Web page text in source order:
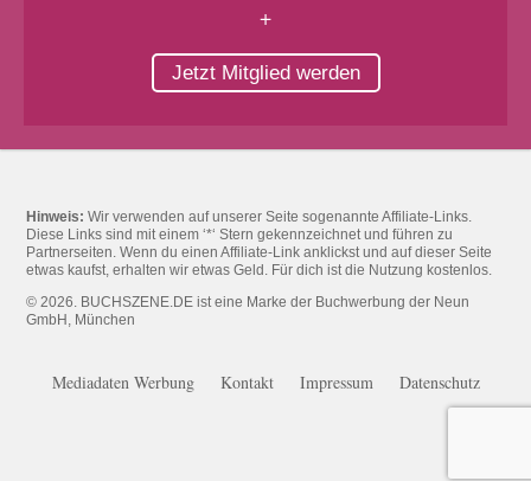
+
Jetzt Mitglied werden
Hinweis: Wir verwenden auf unserer Seite sogenannte Affiliate-Links.
Diese Links sind mit einem ‘*‘ Stern gekennzeichnet und führen zu
Partnerseiten. Wenn du einen Affiliate-Link anklickst und auf dieser Seite
etwas kaufst, erhalten wir etwas Geld. Für dich ist die Nutzung kostenlos.
© 2026. BUCHSZENE.DE ist eine Marke der Buchwerbung der Neun
GmbH, München
Mediadaten Werbung Kontakt Impressum Datenschutz